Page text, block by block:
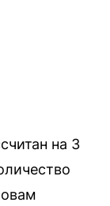
на 3